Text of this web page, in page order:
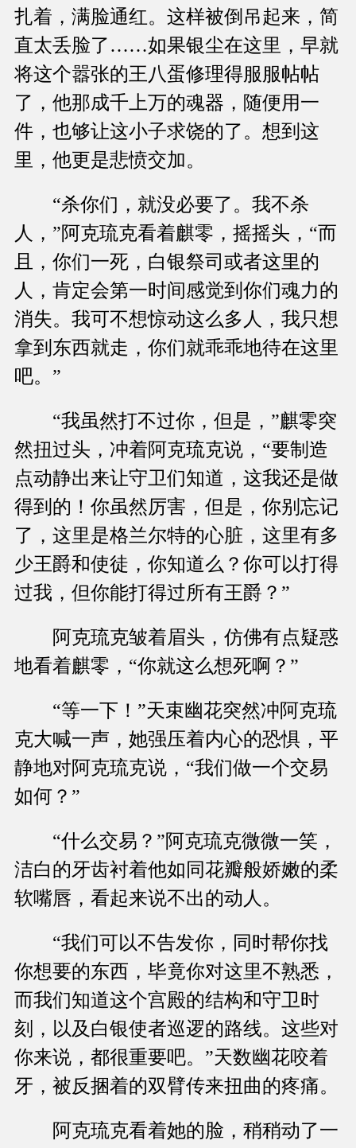
扎着，满脸通红。这样被倒吊起来，简
直太丢脸了……如果银尘在这里，早就
将这个嚣张的王八蛋修理得服服帖帖
了，他那成千上万的魂器，随便用一
件，也够让这小子求饶的了。想到这
里，他更是悲愤交加。
“杀你们，就没必要了。我不杀
人，”阿克琉克看着麒零，摇摇头，“而
且，你们一死，白银祭司或者这里的
人，肯定会第一时间感觉到你们魂力的
消失。我可不想惊动这么多人，我只想
拿到东西就走，你们就乖乖地待在这里
吧。”
“我虽然打不过你，但是，”麒零突
然扭过头，冲着阿克琉克说，“要制造
点动静出来让守卫们知道，这我还是做
得到的！你虽然厉害，但是，你别忘记
了，这里是格兰尔特的心脏，这里有多
少王爵和使徒，你知道么？你可以打得
过我，但你能打得过所有王爵？”
阿克琉克皱着眉头，仿佛有点疑惑
地看着麒零，“你就这么想死啊？”
“等一下！”天束幽花突然冲阿克琉
克大喊一声，她强压着内心的恐惧，平
静地对阿克琉克说，“我们做一个交易
如何？”
“什么交易？”阿克琉克微微一笑，
洁白的牙齿衬着他如同花瓣般娇嫩的柔
软嘴唇，看起来说不出的动人。
“我们可以不告发你，同时帮你找
你想要的东西，毕竟你对这里不熟悉，
而我们知道这个宫殿的结构和守卫时
刻，以及白银使者巡逻的路线。这些对
你来说，都很重要吧。”天数幽花咬着
牙，被反捆着的双臂传来扭曲的疼痛。
阿克琉克看着她的脸，稍稍动了一